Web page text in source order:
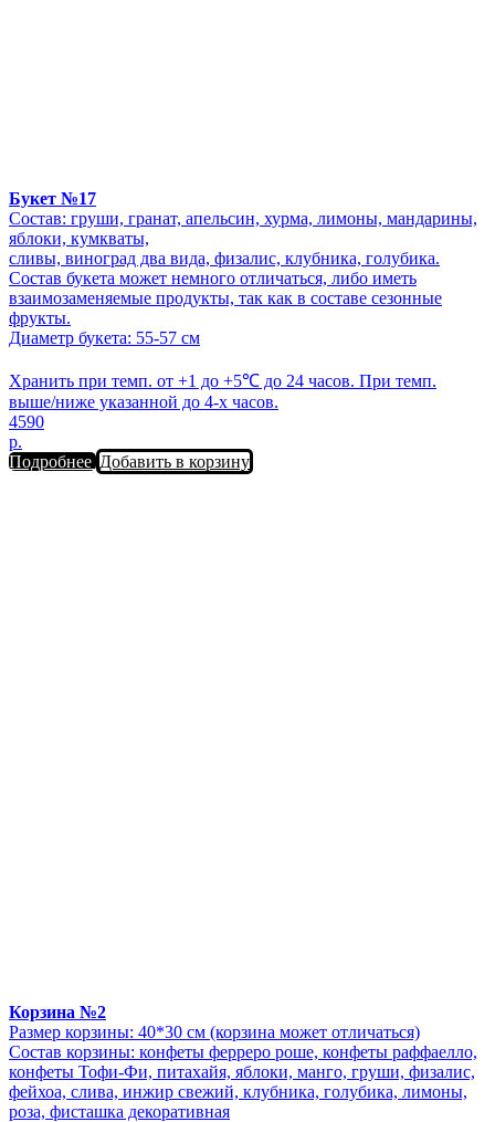
Букет №17
Состав: груши, гранат, апельсин, хурма, лимоны, мандарины,
яблоки, кумкваты,
сливы, виноград два вида, физалис, клубника, голубика.
Состав букета может немного отличаться, либо иметь
взаимозаменяемые продукты, так как в составе сезонные
фрукты.
Диаметр букета: 55-57 см
Хранить при темп. от +1 до +5℃ до 24 часов. При темп.
выше/ниже указанной до 4-х часов.
4590
р.
Подробнее Добавить в корзину
Корзина №2
Размер корзины: 40*30 см (корзина может отличаться)
Состав корзины: конфеты ферреро роше, конфеты раффаелло,
конфеты Тофи-Фи, питахайя, яблоки, манго, груши, физалис,
фейхоа, слива, инжир свежий, клубника, голубика, лимоны,
роза, фисташка декоративная